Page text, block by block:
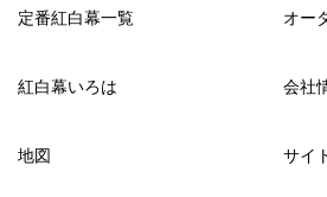
定番紅白幕一覧 オー
紅白幕いろは 会社
地図 サイ